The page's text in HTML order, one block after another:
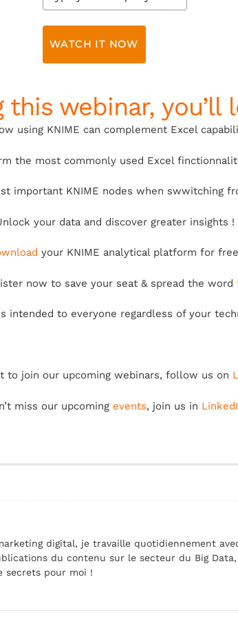
WATCH IT NOW
this webinar, you’ll
using KNIME can complement Excel
the most commonly used Excel
important KNIME nodes when swwitching
your data and discover greater insights !
your KNIME analytical platform for
now to save your seat & spread the word
intended to everyone regardless of your
to join our upcoming webinars, follow us on
miss our upcomingevents, join us in
digital, je travaille quotidiennement
du contenu sur le secteur du Big
secrets pour moi !